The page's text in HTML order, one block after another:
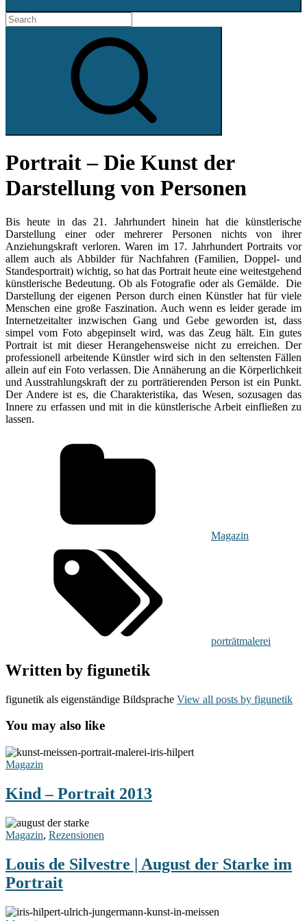
Search
for:
Portrait – Die Kunst der
Darstellung von Personen
Bis heute in das 21. Jahrhundert hinein hat die künstlerische
Darstellung einer oder mehrerer Personen nichts von ihrer
Anziehungskraft verloren. Waren im 17. Jahrhundert Portraits vor
allem auch als Abbilder für Nachfahren (Familien, Doppel- und
Standesportrait) wichtig, so hat das Portrait heute eine weitestgehend
künstlerische Bedeutung. Ob als Fotografie oder als Gemälde. Die
Darstellung der eigenen Person durch einen Künstler hat für viele
Menschen eine große Faszination. Auch wenn es leider gerade im
Internetzeitalter inzwischen Gang und Gebe geworden ist, dass
simpel vom Foto abgepinselt wird, was das Zeug hält. Ein gutes
Portrait ist mit dieser Herangehensweise nicht zu erreichen. Der
professionell arbeitende Künstler wird sich in den seltensten Fällen
allein auf ein Foto verlassen. Die Annäherung an die Körperlichkeit
und Ausstrahlungskraft der zu porträtierenden Person ist ein Punkt.
Der Andere ist es, die Charakteristika, das Wesen, sozusagen das
Innere zu erfassen und mit in die künstlerische Arbeit einfließen zu
lassen.
Magazin
porträtmalerei
Written by figunetik
figunetik als eigenständige Bildsprache View all posts by figunetik
You may also like
Kind
–
2013
Magazin
Kind – Portrait 2013
Louis
de
|
August
der
im
Magazin, Rezensionen
Louis de Silvestre | August der Starke im
Portrait
Zwei